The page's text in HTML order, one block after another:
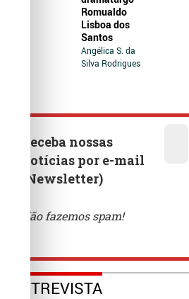
Romualdo
Lisboa dos
Santos
Angélica S. da
Silva Rodrigues
ENTREVISTA